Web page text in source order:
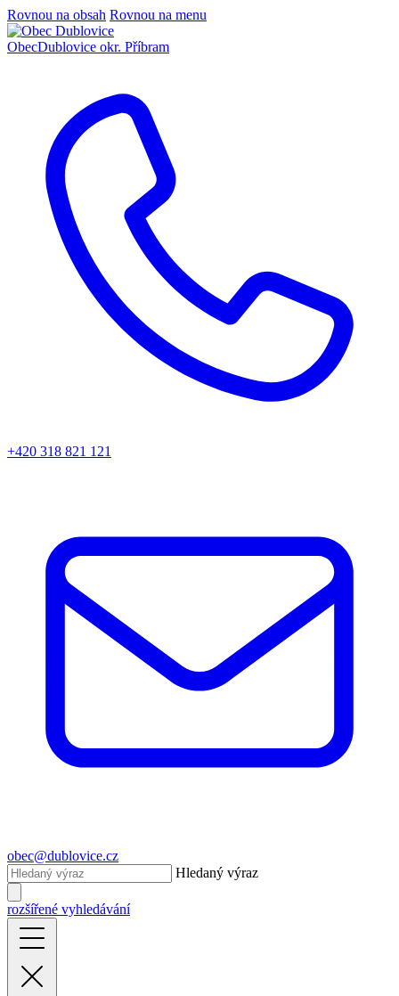
Rovnou na obsah Rovnou na menu
ObecDublovice okr. Příbram
+420 318 821 121
obec@dublovice.cz
Hledaný výraz
rozšířené vyhledávání